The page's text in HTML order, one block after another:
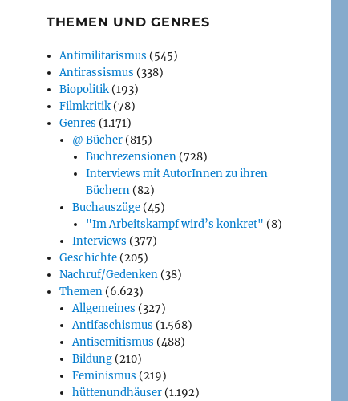
THEMEN UND GENRES
Antimilitarismus (545)
Antirassismus (338)
Biopolitik (193)
Filmkritik (78)
Genres (1.171)
@ Bücher (815)
Buchrezensionen(728)
Interviews mit AutorInnen zu ihren
Büchern(82)
Buchauszüge (45)
"Im Arbeitskampf wird’s konkret" (8)
Interviews (377)
Geschichte (205)
Nachruf/Gedenken (38)
Themen (6.623)
Allgemeines (327)
Antifaschismus (1.568)
Antisemitismus (488)
Bildung (210)
Feminismus (219)
hüttenundhäuser (1.192)